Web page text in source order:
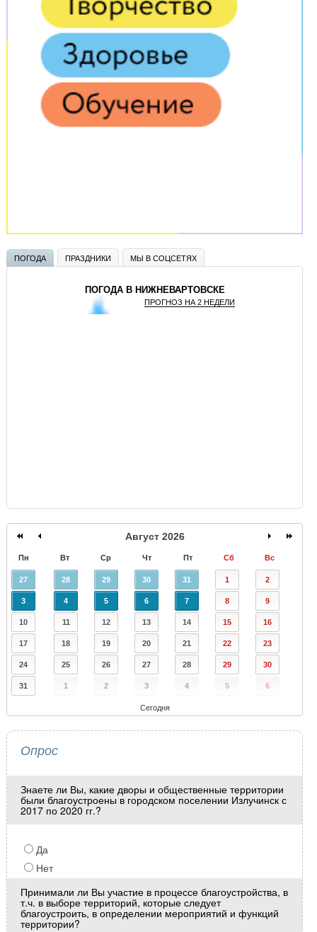
ПОГОДА ПРАЗДНИКИ МЫ В СОЦСЕТЯХ
ПОГОДА В НИЖНЕВАРТОВСКЕ
ПРОГНОЗ НА 2 НЕДЕЛИ
Август 2026
Пн Вт Ср Чт Пт Сб Вс
27 28 29 30 31 1 2
3 4 5 6 7 8 9
10 11 12 13 14 15 16
17 18 19 20 21 22 23
24 25 26 27 28 29 30
31 1 2 3 4 5 6
Сегодня
Опрос
Знаете ли Вы, какие дворы и общественные территории
были благоустроены в городском поселении Излучинск с
2017 по 2020 гг.?
Да
Нет
Принимали ли Вы участие в процессе благоустройства, в
т.ч. в выборе территорий, которые следует
благоустроить, в определении мероприятий и функций
территории?